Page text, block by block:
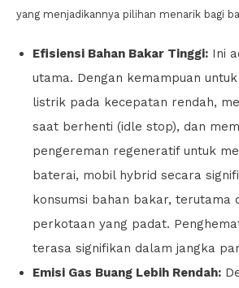
yang menjadikannya pilihan menarik bagi
Efisiensi Bahan Bakar Tinggi: Ini
utama. Dengan kemampuan
listrik pada kecepatan rendah,
saat berhenti (idle stop), dan
pengereman regeneratif untuk
baterai, mobil hybrid secara
konsumsi bahan bakar, terutama
perkotaan yang padat.
terasa signifikan dalam jangka
Emisi Gas Buang Lebih Rendah: